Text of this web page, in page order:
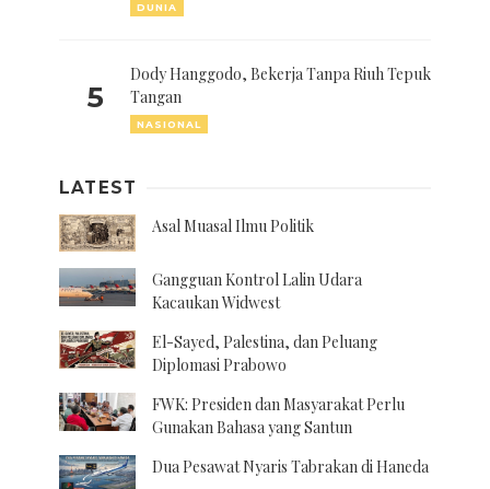
DUNIA
5
Dody Hanggodo, Bekerja Tanpa Riuh Tepuk
Tangan
NASIONAL
LATEST
Asal Muasal Ilmu Politik
Gangguan Kontrol Lalin Udara
Kacaukan Widwest
El-Sayed, Palestina, dan Peluang
Diplomasi Prabowo
FWK: Presiden dan Masyarakat Perlu
Gunakan Bahasa yang Santun
Dua Pesawat Nyaris Tabrakan di Haneda